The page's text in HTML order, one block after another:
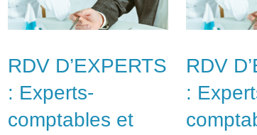
RDV D’EXPERTS
: Experts-
comptables et
RDV
: